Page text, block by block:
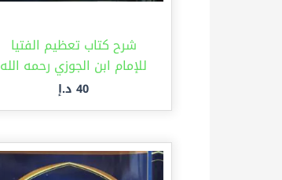
شرح كتاب تعظيم الفتيا
للإمام ابن الجوزي رحمه الله
40 د.إ